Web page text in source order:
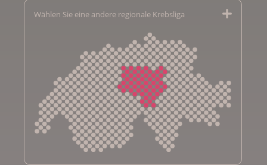
Wählen Sie eine andere regionale Krebsliga